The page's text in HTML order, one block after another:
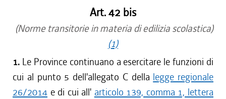
Art. 42 bis
(Norme transitorie in materia di edilizia scolastica)
(1)
1. Le Province continuano a esercitare le funzioni di
cui al punto 5 dell'allegato C della legge regionale
26/2014 e di cui all' articolo 139, comma 1, lettera